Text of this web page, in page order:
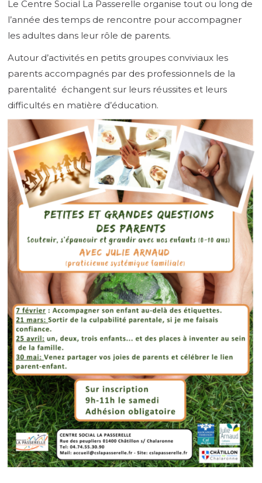
Le Centre Social La Passerelle organise tout ou long de
l’année des temps de rencontre pour accompagner
les adultes dans leur rôle de parents.
Autour d’activités en petits groupes conviviaux les
parents accompagnés par des professionnels de la
parentalité échangent sur leurs réussites et leurs
difficultés en matière d’éducation.